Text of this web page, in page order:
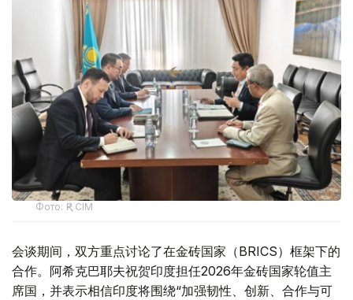
Фото: ҚР СІМ
会谈期间，双方重点讨论了在金砖国家（BRICS）框架下的
合作。阿希克巴耶夫祝贺印度担任2026年金砖国家轮值主
席国，并表示相信印度将围绕“加强韧性、创新、合作与可